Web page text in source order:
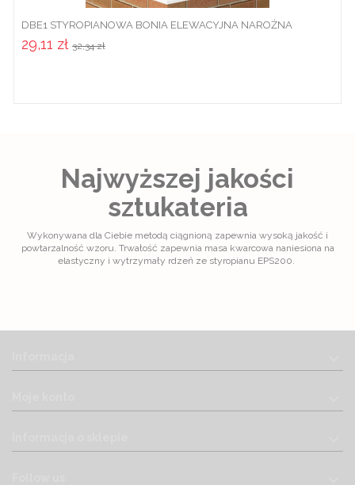
DBE1 STYROPIANOWA BONIA ELEWACYJNA NAROŻNA
29,11 zł 32,34 zł
Najwyższej jakości
sztukateria
Wykonywana dla Ciebie metodą ciągnioną zapewnia wysoką jakość i
powtarzalność wzoru. Trwałość zapewnia masa kwarcowa naniesiona na
elastyczny i wytrzymały rdzeń ze styropianu EPS200.